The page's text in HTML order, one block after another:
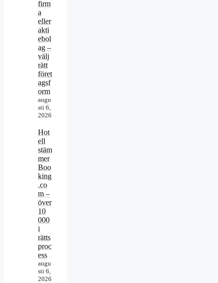
firm
a
eller
akti
ebol
ag –
välj
rätt
föret
agsf
orm
augu
sti 6,
2026
Hot
ell
stäm
mer
Boo
king
.co
m –
över
10
000
i
rätts
proc
ess
augu
sti 6,
2026